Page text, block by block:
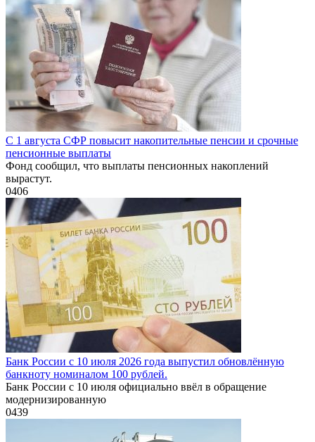
С 1 августа СФР повысит накопительные пенсии и срочные
пенсионные выплаты
Фонд сообщил, что выплаты пенсионных накоплений
вырастут.
0406
Банк России с 10 июля 2026 года выпустил обновлённую
банкноту номиналом 100 рублей.
Банк России с 10 июля официально ввёл в обращение
модернизированную
0439